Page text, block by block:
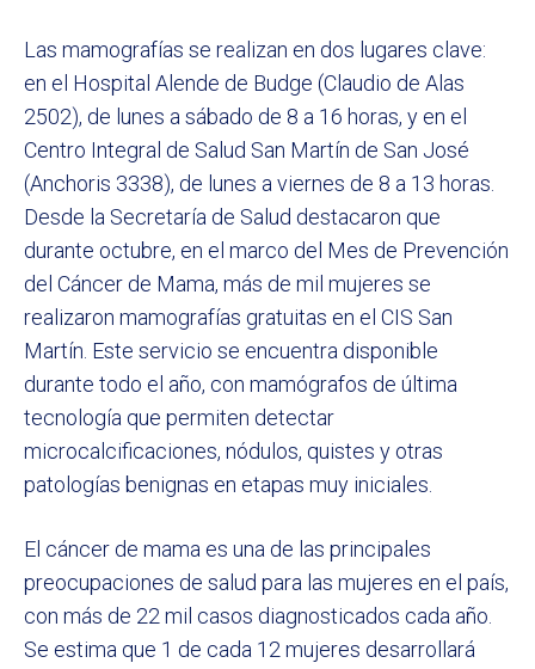
Las mamografías se realizan en dos lugares clave:
en el Hospital Alende de Budge (Claudio de Alas
2502), de lunes a sábado de 8 a 16 horas, y en el
Centro Integral de Salud San Martín de San José
(Anchoris 3338), de lunes a viernes de 8 a 13 horas.
Desde la Secretaría de Salud destacaron que
durante octubre, en el marco del Mes de Prevención
del Cáncer de Mama, más de mil mujeres se
realizaron mamografías gratuitas en el CIS San
Martín. Este servicio se encuentra disponible
durante todo el año, con mamógrafos de última
tecnología que permiten detectar
microcalcificaciones, nódulos, quistes y otras
patologías benignas en etapas muy iniciales.
El cáncer de mama es una de las principales
preocupaciones de salud para las mujeres en el país,
con más de 22 mil casos diagnosticados cada año.
Se estima que 1 de cada 12 mujeres desarrollará